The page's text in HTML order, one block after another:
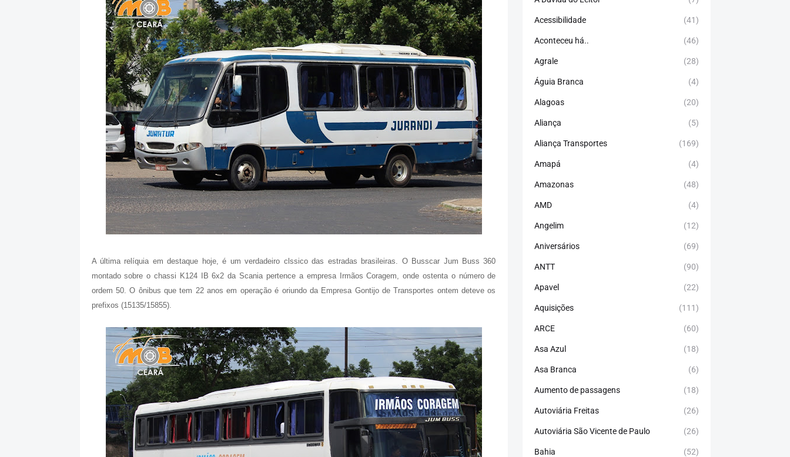
A última relíquia em destaque hoje, é um verdadeiro clssico das estradas brasileiras. O Busscar Jum Buss 360
montado sobre o chassi K124 IB 6x2 da Scania pertence a empresa Irmãos Coragem, onde ostenta o número de
ordem 50. O ônibus que tem 22 anos em operação é oriundo da Empresa Gontijo de Transportes ontem deteve os
prefixos (15135/15855).
Acessibilidade (41)
Aconteceu há.. (46)
Agrale (28)
Águia Branca (4)
Alagoas (20)
Aliança (5)
Aliança Transportes (169)
Amapá (4)
Amazonas (48)
AMD (4)
Angelim (12)
Aniversários (69)
ANTT (90)
Apavel (22)
Aquisições (111)
ARCE (60)
Asa Azul (18)
Asa Branca (6)
Aumento de passagens (18)
Autoviária Freitas (26)
Autoviária São Vicente de Paulo (26)
Bahia (52)